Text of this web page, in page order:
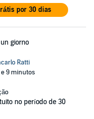
por 30 dias
giorno
Ratti
e 9 minutos
no período de 30